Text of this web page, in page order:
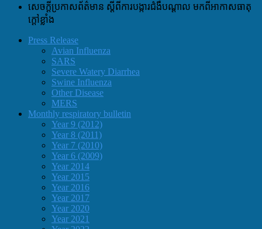
សេចក្ដីប្រកាសព័ត៌មាន ស្តីពីការបង្ការជំងឺបណ្តាល មកពីអាកាសធាតុ
ក្តៅខ្លាំង
Press Release
Avian Influenza
SARS
Severe Watery Diarrhea
Swine Influenza
Other Disease
MERS
Monthly respiratory bulletin
Year 9 (2012)
Year 8 (2011)
Year 7 (2010)
Year 6 (2009)
Year 2014
Year 2015
Year 2016
Year 2017
Year 2020
Year 2021